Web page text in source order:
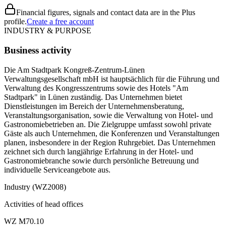
Financial figures, signals and contact data are in the Plus
profile.Create a free account
INDUSTRY & PURPOSE
Business activity
Die Am Stadtpark Kongreß-Zentrum-Lünen
Verwaltungsgesellschaft mbH ist hauptsächlich für die Führung und
Verwaltung des Kongresszentrums sowie des Hotels "Am
Stadtpark" in Lünen zuständig. Das Unternehmen bietet
Dienstleistungen im Bereich der Unternehmensberatung,
Veranstaltungsorganisation, sowie die Verwaltung von Hotel- und
Gastronomiebetrieben an. Die Zielgruppe umfasst sowohl private
Gäste als auch Unternehmen, die Konferenzen und Veranstaltungen
planen, insbesondere in der Region Ruhrgebiet. Das Unternehmen
zeichnet sich durch langjährige Erfahrung in der Hotel- und
Gastronomiebranche sowie durch persönliche Betreuung und
individuelle Serviceangebote aus.
Industry (WZ2008)
Activities of head offices
WZ M70.10